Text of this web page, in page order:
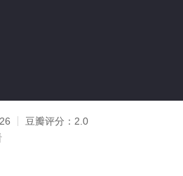
豆瓣评分： 2.0